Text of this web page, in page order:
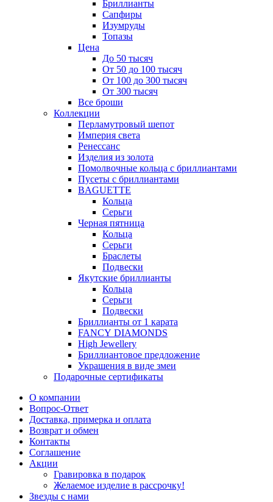
Бриллианты
Сапфиры
Изумруды
Топазы
Цена
До 50 тысяч
От 50 до 100 тысяч
От 100 до 300 тысяч
От 300 тысяч
Все броши
Коллекции
Перламутровый шепот
Империя света
Ренессанс
Изделия из золота
Помолвочные кольца с бриллиантами
Пусеты с бриллиантами
BAGUETTE
Кольца
Серьги
Черная пятница
Кольца
Серьги
Браслеты
Подвески
Якутские бриллианты
Кольца
Серьги
Подвески
Бриллианты от 1 карата
FANCY DIAMONDS
High Jewellery
Бриллиантовое предложение
Украшения в виде змеи
Подарочные сертификаты
О компании
Вопрос-Ответ
Доставка, примерка и оплата
Возврат и обмен
Контакты
Соглашение
Акции
Гравировка в подарок
Желаемое изделие в рассрочку!
Звезды с нами